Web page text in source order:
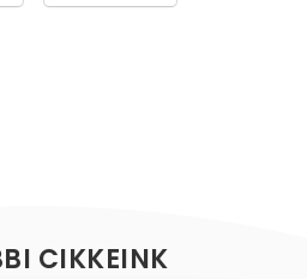
CIKKEINK